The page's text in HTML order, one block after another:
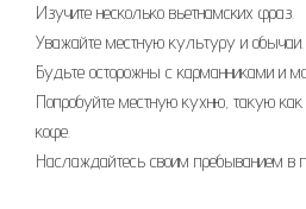
Изучите несколько вьетнамских фраз.
Уважайте местную культуру и обычаи.
Будьте осторожны с карманниками и
Попробуйте местную кухню, такую
кофе.
Наслаждайтесь своим пребыванием в